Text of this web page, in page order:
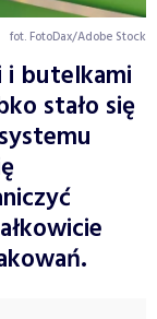
fot. FotoDax/Adobe Stock
i butelkami
stało się